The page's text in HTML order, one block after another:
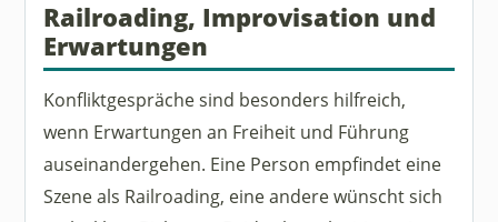
Railroading, Improvisation und
Erwartungen
Konfliktgespräche sind besonders hilfreich,
wenn Erwartungen an Freiheit und Führung
auseinandergehen. Eine Person empfindet eine
Szene als Railroading, eine andere wünscht sich